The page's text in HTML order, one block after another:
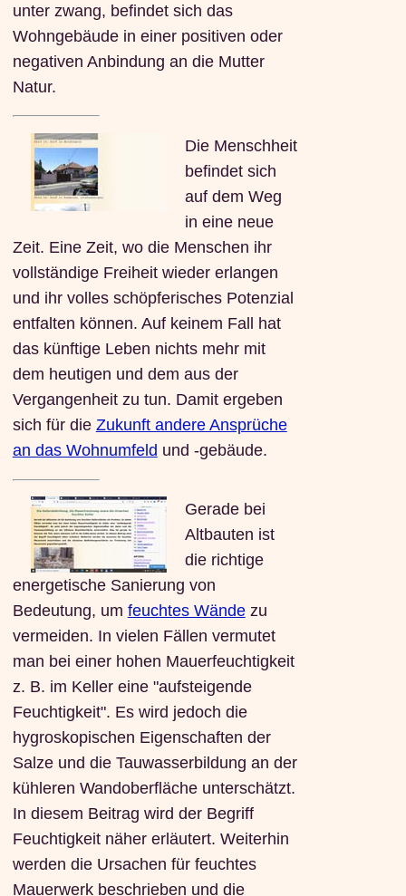
unter zwang, befindet sich das
Wohngebäude in einer positiven oder
negativen Anbindung an die Mutter
Natur.
Die Menschheit
befindet sich
auf dem Weg
in eine neue
Zeit. Eine Zeit, wo die Menschen ihr
vollständige Freiheit wieder erlangen
und ihr volles schöpferisches Potenzial
entfalten können. Auf keinem Fall hat
das künftige Leben nichts mehr mit
dem heutigen und dem aus der
Vergangenheit zu tun. Damit ergeben
sich für die Zukunft andere Ansprüche
an das Wohnumfeld und -gebäude.
Gerade bei
Altbauten ist
die richtige
energetische Sanierung von
Bedeutung, um feuchtes Wändezu
vermeiden. In vielen Fällen vermutet
man bei einer hohen Mauerfeuchtigkeit
z. B. im Keller eine "aufsteigende
Feuchtigkeit". Es wird jedoch die
hygroskopischen Eigenschaften der
Salze und die Tauwasserbildung an der
kühleren Wandoberfläche unterschätzt.
In diesem Beitrag wird der Begriff
Feuchtigkeit näher erläutert. Weiterhin
werden die Ursachen für feuchtes
Mauerwerk beschrieben und die